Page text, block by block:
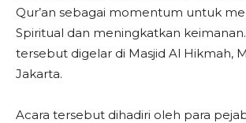
Qur’an sebagai momentum untuk
Spiritual dan meningkatkan
tersebut digelar di Masjid Al Hikmah,
Jakarta.
Acara tersebut dihadiri oleh para